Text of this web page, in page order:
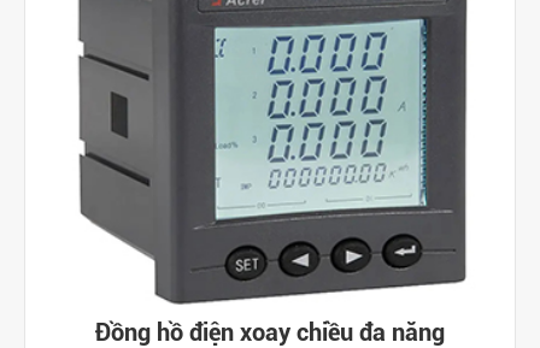
Đồng hồ điện xoay chiều đa năng